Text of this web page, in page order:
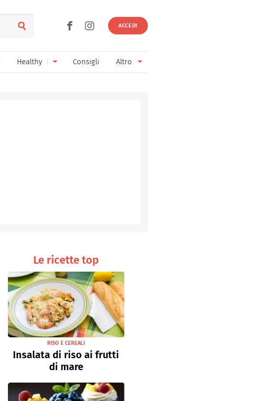
ACCEDI
Healthy Consigli Altro
Le ricette top
RISO E CEREALI
Insalata di riso ai frutti
di mare